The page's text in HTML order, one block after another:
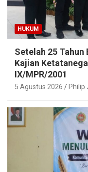
HUKUM
Setelah 25 Tahun
Kajian
IX/MPR/2001
5 Agustus 2026 Philip